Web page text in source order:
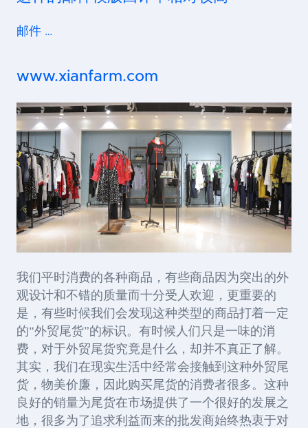
邮件 …
www.xianfarm.com
我们平时消费的各种商品，有些商品因为突出的外
观设计和不错的质量而十分受人欢迎，更重要的
是，有些时候我们会发现这种类型的商品打着一定
的“外贸尾货”的标识。有时候人们只是一味的消
费，对于外贸尾货究竟是什么，却并不真正了解。
其实，我们在现实生活中经常会接触到这种外贸尾
货，物美价廉，因此购买尾货的消费者很多。这种
良好的销量为尾货在市场提供了一个很好的发展之
地，很多为了追求利益而来的批发商始终热衷于对